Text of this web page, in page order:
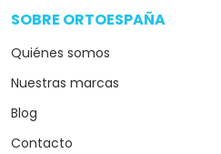
SOBRE ORTOESPAÑA
Quiénes somos
Nuestras marcas
Blog
Contacto